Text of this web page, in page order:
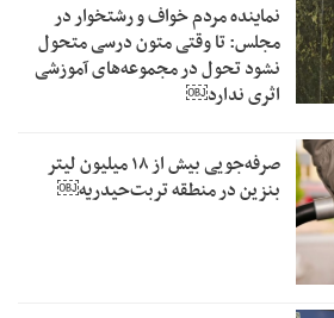
نماینده مردم خواف و رشتخوار در
مجلس: تا وقتی متون درسی متحول
نشود تحول در مجموعه‌های آموزشی
اثری ندارد￼
صرفه‌جویی بیش از ۱۸ میلیون لیتر
بنزین در منطقه تربت‌حیدریه￼